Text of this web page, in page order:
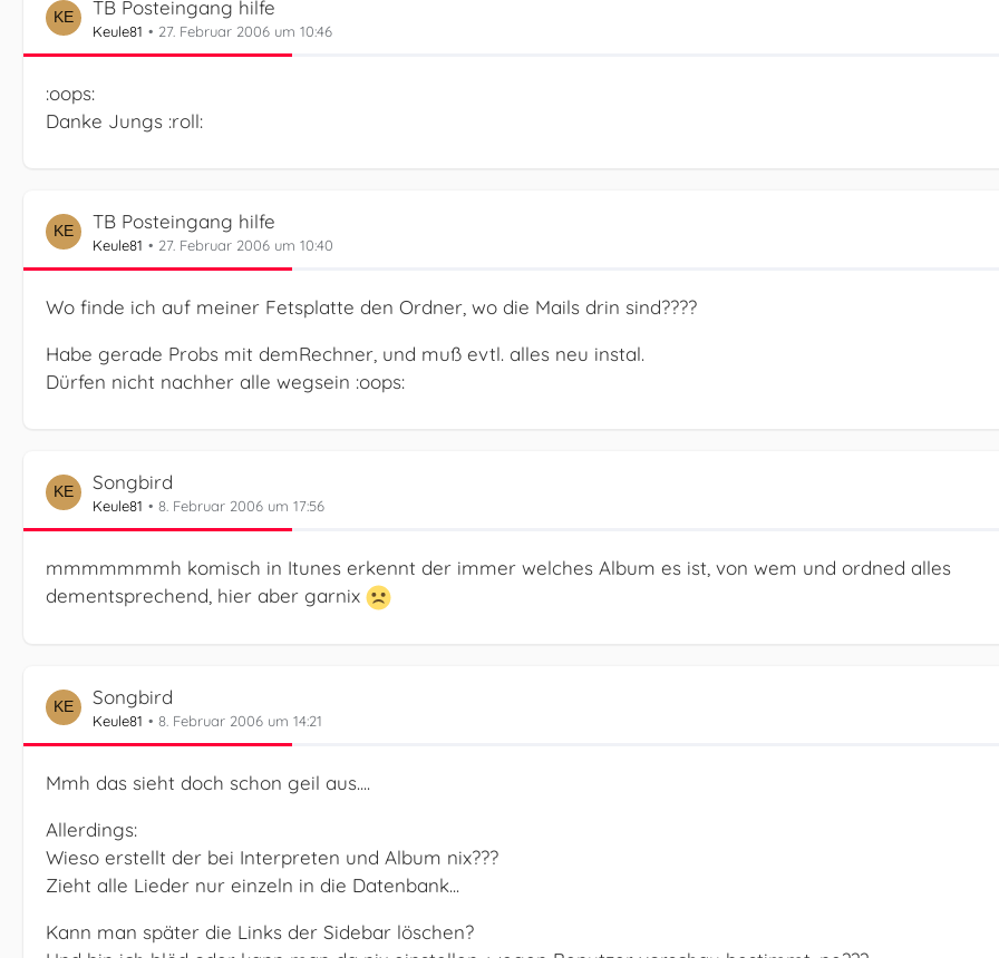
TB Posteingang hilfe
Keule81 27. Februar 2006 um 10:46
:oops:
Danke Jungs :roll:
TB Posteingang hilfe
Keule81 27. Februar 2006 um 10:40
Wo finde ich auf meiner Fetsplatte den Ordner, wo die Mails drin sind????
Habe gerade Probs mit demRechner, und muß evtl. alles neu instal.
Dürfen nicht nachher alle wegsein :oops:
Songbird
Keule81 8. Februar 2006 um 17:56
mmmmmmmh komisch in Itunes erkennt der immer welches Album es ist, von wem und ordned alles
dementsprechend, hier aber garnix
Songbird
Keule81 8. Februar 2006 um 14:21
Mmh das sieht doch schon geil aus....
Allerdings:
Wieso erstellt der bei Interpreten und Album nix???
Zieht alle Lieder nur einzeln in die Datenbank...
Kann man später die Links der Sidebar löschen?